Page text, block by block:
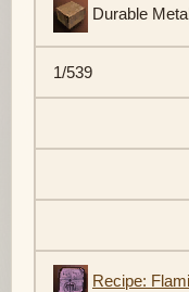
Durable
1/539
Recipe: